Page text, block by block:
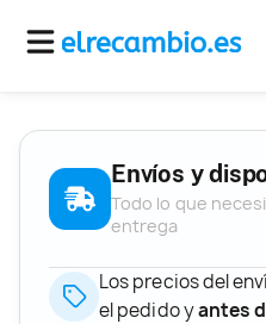
Envíos y
Todo lo que
entrega
Los precios del
el pedido yantes